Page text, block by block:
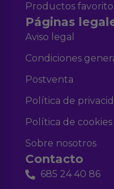
Productos
Páginas
Aviso legal
Condiciones
Postventa
Política de
Política de cookies
Sobre nosotros
Contacto
685 24 40 86